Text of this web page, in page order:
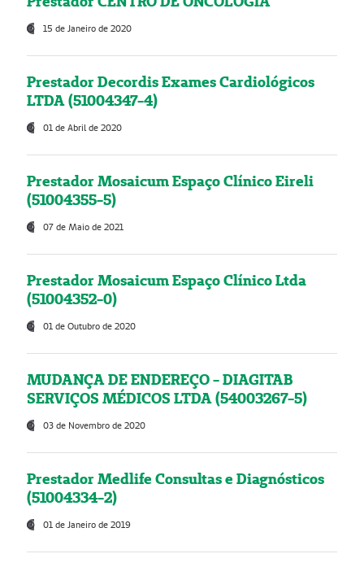
15 de Janeiro de 2020
Prestador Decordis Exames Cardiológicos
LTDA (51004347-4)
01 de Abril de 2020
Prestador Mosaicum Espaço Clínico Eireli
(51004355-5)
07 de Maio de 2021
Prestador Mosaicum Espaço Clínico Ltda
(51004352-0)
01 de Outubro de 2020
MUDANÇA DE ENDEREÇO - DIAGITAB
SERVIÇOS MÉDICOS LTDA (54003267-5)
03 de Novembro de 2020
Prestador Medlife Consultas e Diagnósticos
(51004334-2)
01 de Janeiro de 2019